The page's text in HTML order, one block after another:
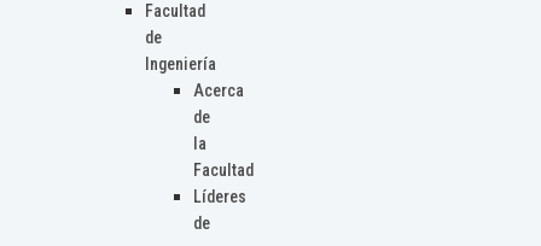
Facultad
de
Ingeniería
Acerca
de
la
Facultad
Líderes
de